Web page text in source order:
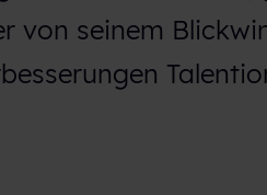
von seinem